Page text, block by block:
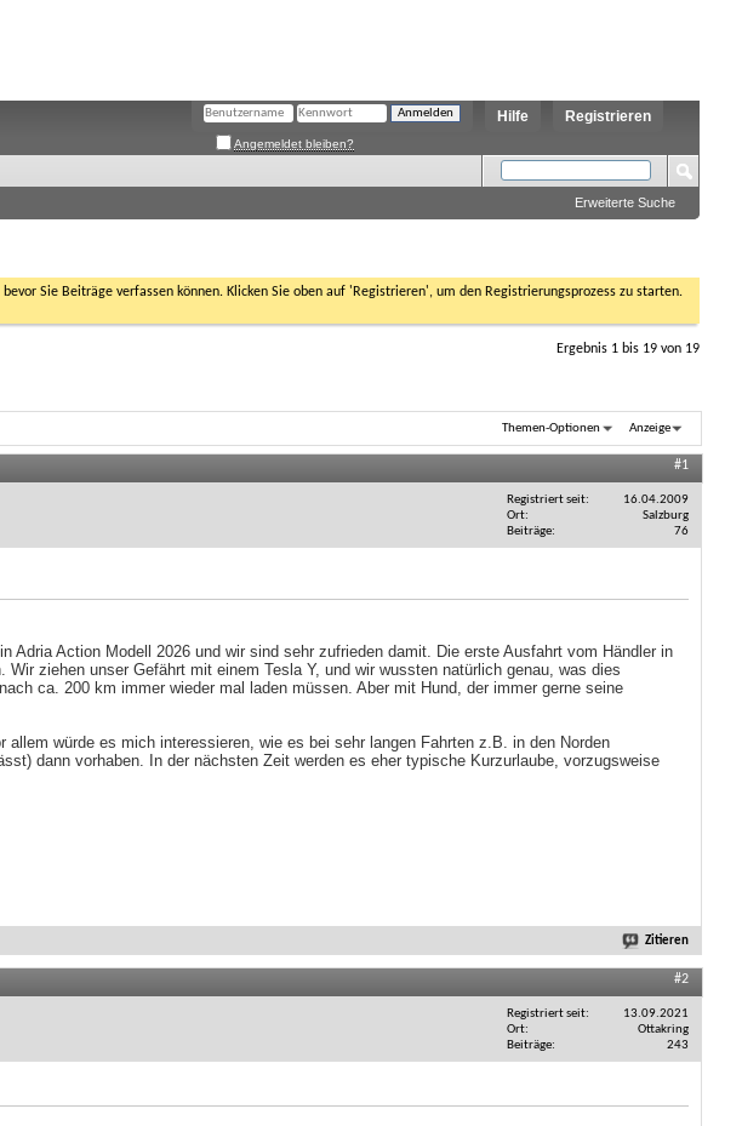
Registrieren
Hilfe
Angemeldet bleiben?
Erweiterte Suche
bevor Sie Beiträge verfassen können. Klicken Sie oben auf 'Registrieren', um den Registrierungsprozess zu starten.
Ergebnis 1 bis 19 von 19
Themen-Optionen Anzeige
#1
Registriert seit
16.04.2009
Ort
Salzburg
Beiträge
76
Action Modell 2026 und wir sind sehr zufrieden damit. Die erste Ausfahrt vom Händler in
ziehen unser Gefährt mit einem Tesla Y, und wir wussten natürlich genau, was dies
ca. 200 km immer wieder mal laden müssen. Aber mit Hund, der immer gerne seine
würde es mich interessieren, wie es bei sehr langen Fahrten z.B. in den Norden
dann vorhaben. In der nächsten Zeit werden es eher typische Kurzurlaube, vorzugsweise
Zitieren
#2
Registriert seit
13.09.2021
Ort
Ottakring
Beiträge
243